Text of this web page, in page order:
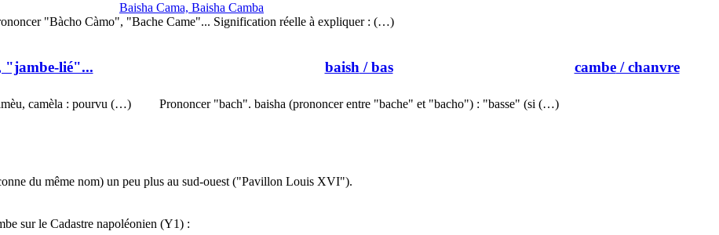
Baisha Cama, Baisha Camba
"Bàcho Càmo", "Bache Came"... Signification réelle à expliquer : (…)
"jambe-lié"...
camèla : pourvu (…)
baish / bas
Prononcer "bach". baisha (prononcer entre "bache" et "bacho") : "basse" (si (…)
cambe/ chanvre
du même nom) un peu plus au sud-ouest ("Pavillon Louis XVI").
sur le Cadastre napoléonien (Y1) :